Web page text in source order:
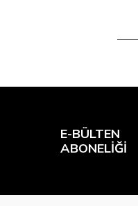
E-BÜLTEN
ABONELIĞI